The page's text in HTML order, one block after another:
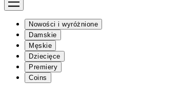
Nowości i wyróżnione
Damskie
Męskie
Dziecięce
Premiery
Coins